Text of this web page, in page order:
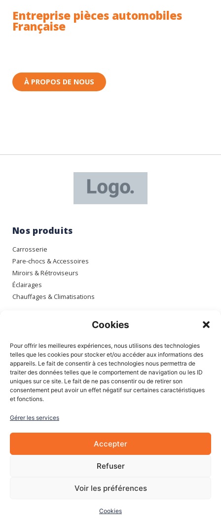
Cookies
Pour offrir les meilleures expériences, nous utilisons des technologies
telles que les cookies pour stocker et/ou accéder aux informations des
appareils. Le fait de consentir à ces technologies nous permettra de
traiter des données telles que le comportement de navigation ou les ID
uniques sur ce site. Le fait de ne pas consentir ou de retirer son
consentement peut avoir un effet négatif sur certaines caractéristiques
et fonctions.
Gérer les services
Accepter
Refuser
Voir les préférences
Cookies
Entreprise pièces automobiles
Française
À PROPOS DE NOUS
Nos produits
Carrosserie
Pare-chocs & Accessoires
Miroirs & Rétroviseurs
Éclairages
Chauffages & Climatisations
Mon compte
Mes commandes
Mes adresses
Mon panier
Informations
À Propos de nous
Blog
Mentions légales
© 2022 Les Pièces Auto Pro. Tous droits réservés